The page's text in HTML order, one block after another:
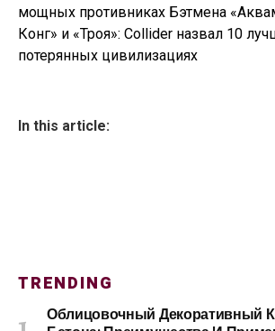
мощных противниках Бэтмена
Конг» и «Троя»: Collider назвал 10
потерянных цивилизациях
In this article:
TRENDING
Облицовочный Декоративный